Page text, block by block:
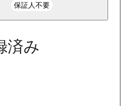
保証人不要
済み